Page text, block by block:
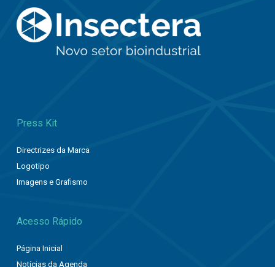
Press Kit
Directrizes da Marca
Logotipo
Imagens e Grafismo
Acesso Rápido
Página Inicial
Notícias da Agenda